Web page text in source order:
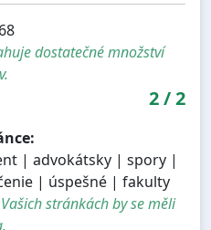
dostatečné množství
2/2
| advokátsky | spory |
| úspešné | fakulty
stránkách by se měli